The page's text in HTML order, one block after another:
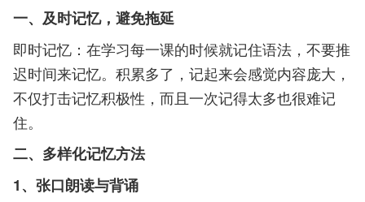
一、及时记忆，避免拖延
即时记忆：在学习每一课的时候就记住语法，不要推
迟时间来记忆。积累多了，记起来会感觉内容庞大，
不仅打击记忆积极性，而且一次记得太多也很难记
住。
二、多样化记忆方法
1、张口朗读与背诵